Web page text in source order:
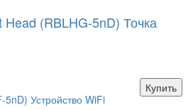
(RBLHG-5nD) Точка
Купить